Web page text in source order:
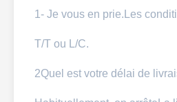
1- Je vous en prie. Les
T/T ou L/C.
2Quel est votre délai de